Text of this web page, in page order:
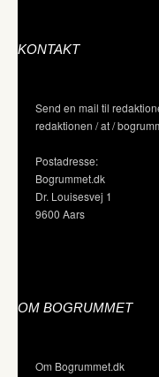
KONTAKT
Send en mail til
redaktionen / at /
Postadresse:
Bogrummet.dk
Dr. Louisesvej 1
9600 Aars
OM BOGRUMMET
Om Bogrummet.dk